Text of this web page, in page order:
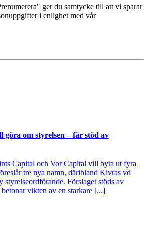
ger du samtycke till att vi sparar
i enlighet med vår
göra om styrelsen – får stöd av
Capital och Vor Capital vill byta ut fyra
tre nya namn, däribland Kivras vd
Förslaget stöds av
vikten av en starkare [...]